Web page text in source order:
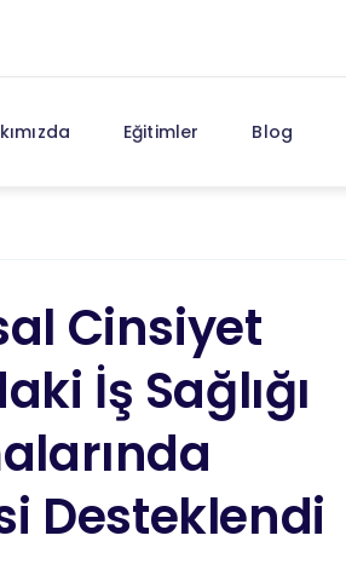
Eğitimler Blog
Cinsiyet
İş Sağlığı
Desteklendi